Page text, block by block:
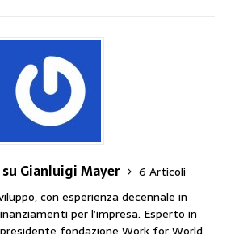
Gianluigi Mayer
6 Articoli
con esperienza decennale in
per l’impresa. Esperto in